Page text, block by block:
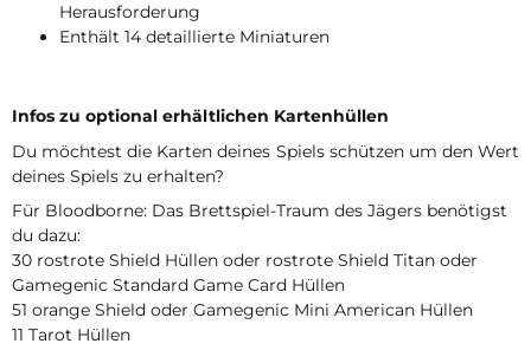
Herausforderung
Enthält 14 detaillierte Miniaturen
Infos zu optional erhältlichen Kartenhüllen
Du möchtest die Karten deines Spiels schützen um den Wert
deines Spiels zu erhalten?
Für Bloodborne: Das Brettspiel-Traum des Jägers benötigst
du dazu:
30 rostrote Shield Hüllen oder rostrote Shield Titan oder
Gamegenic Standard Game Card Hüllen
51 orange Shield oder Gamegenic Mini American Hüllen
11 Tarot Hüllen